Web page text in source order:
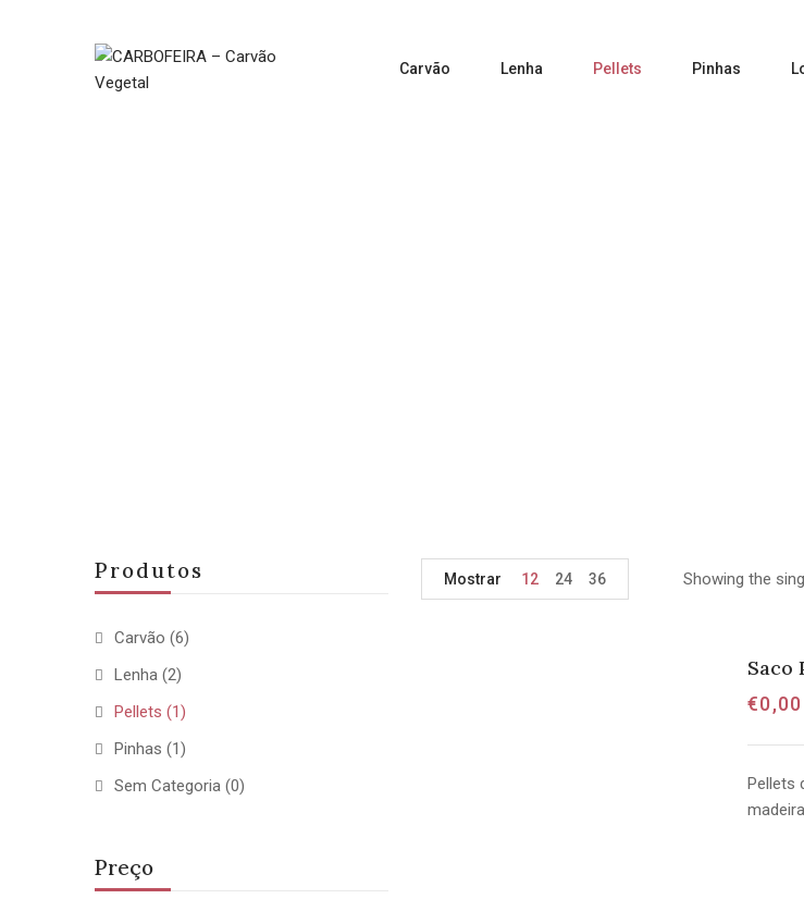
Carvão Lenha Pellets Pinhas
Produtos
Carvão (6)
Lenha (2)
Pellets (1)
Pinhas (1)
Sem Categoria (0)
Preço
Showing the
Mostrar 12 24 36
Saco
€0,00
Pellets